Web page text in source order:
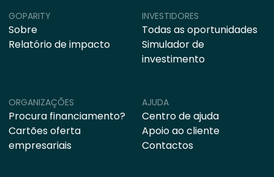
ORGANIZAÇÕES
Procura financiamento?
Cartões oferta
empresariais
AJUDA
Centro de ajuda
Apoio ao cliente
Contactos
GOPARITY
Sobre
Relatório de impacto
INVESTIDORES
Todas as oportunidades
Simulador de
investimento